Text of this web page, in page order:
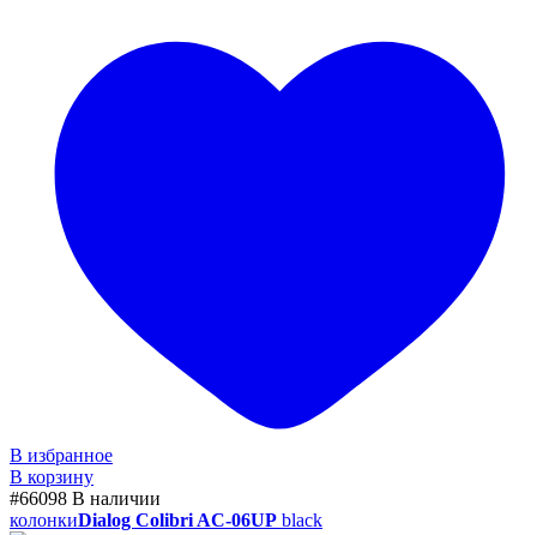
В избранное
В корзину
#66098 В наличии
колонкиDialog Colibri AC-06UP black